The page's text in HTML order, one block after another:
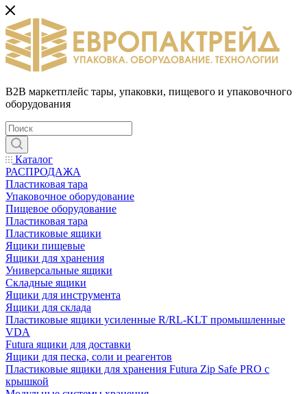
B2B маркетплейс тары, упаковки, пищевого и упаковочного
оборудования
Каталог
РАСПРОДАЖА
Пластиковая тара
Упаковочное оборудование
Пищевое оборудование
Пластиковая тара
Пластиковые ящики
Ящики пищевые
Ящики для хранения
Универсальные ящики
Складные ящики
Ящики для инструмента
Ящики для склада
Пластиковые ящики усиленные R/RL-KLT промышленные
VDA
Futura ящики для доставки
Ящики для песка, соли и реагентов
Пластиковые ящики для хранения Futura Zip Safe PRO с
крышкой